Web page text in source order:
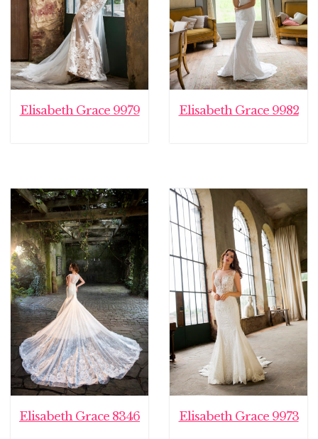
Elisabeth Grace 9979 Elisabeth Grace 9982
Elisabeth Grace 8346 Elisabeth Grace 9973